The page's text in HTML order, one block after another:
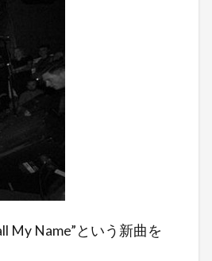
My Name”という新曲を